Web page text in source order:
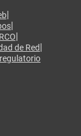
|
|
|
de Red|